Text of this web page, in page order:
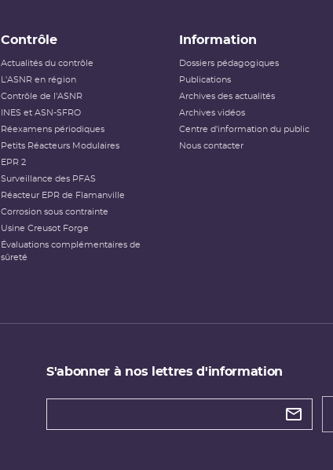
Contrôle
Actualités du contrôle
L'ASNR en région
Contrôle de l'ASNR
INES et ASN-SFRO
Réexamens périodiques
Petits Réacteurs Modulaires
EPR 2
Surveillance des PFAS
Réacteur EPR de Flamanville
Corrosion sous contrainte
Usine Creusot Forge
Évaluations complémentaires de
sûreté
Information
Dossiers pédagogiques
Publications
Archives des actualités
Archives vidéos
Centre d'information du public
Nous contacter
S'abonner à nos lettres d'information